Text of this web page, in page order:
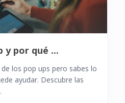
y por qué ...
los pop ups pero sabes lo
ayudar. Descubre las